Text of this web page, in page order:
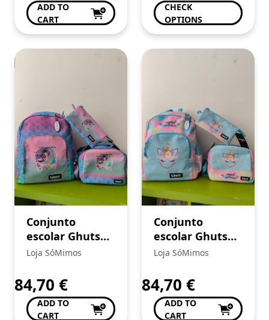
ADD TO
CART
CHECK
OPTIONS
Conjunto
escolar Ghuts
sereia
Loja SóMimos
84,70 €
ADD TO
CART
Conjunto
escolar Ghuts
unicórnio
Loja SóMimos
84,70 €
ADD TO
CART